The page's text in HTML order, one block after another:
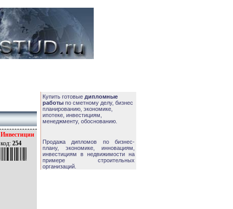
Инвестиции
код: 254
Купить готовые дипломные
работы по сметному делу, бизнес
планированию, экономике,
ипотеке, инвестициям,
менеджменту, обоснованию.
Продажа дипломов по бизнес-
плану, экономике, инновациям,
инвестициям в недвижимости на
примере строительных
организаций.